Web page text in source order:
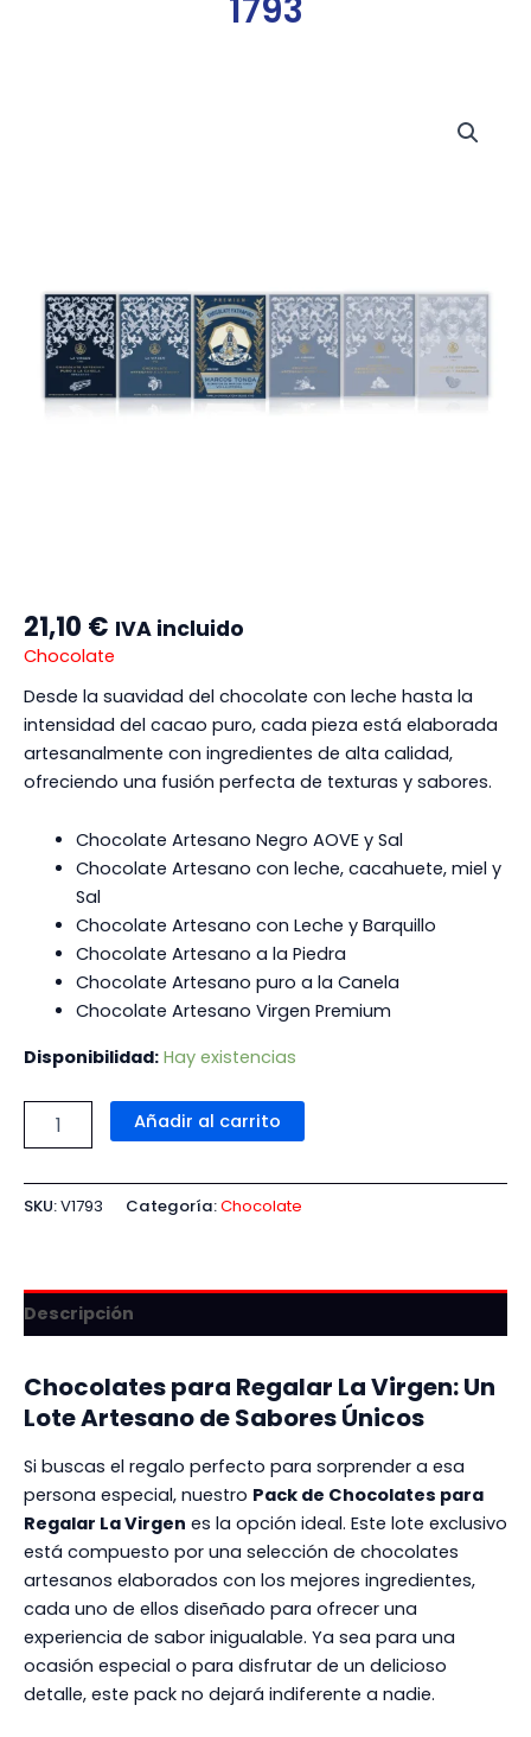
21,10 € IVA incluido
Chocolate
Desde la suavidad del chocolate con leche hasta la
intensidad del cacao puro, cada pieza está elaborada
artesanalmente con ingredientes de alta calidad,
ofreciendo una fusión perfecta de texturas y sabores.
Chocolate Artesano Negro AOVE y Sal
Chocolate Artesano con leche, cacahuete, miel y
Sal
Chocolate Artesano con Leche y Barquillo
Chocolate Artesano a la Piedra
Chocolate Artesano puro a la Canela
Chocolate Artesano Virgen Premium
Disponibilidad: Hay existencias
Añadir al carrito
SKU:V1793 Categoría:Chocolate
Descripción
Chocolates para Regalar La Virgen: Un
Lote Artesano de Sabores Únicos
Si buscas el regalo perfecto para sorprender a esa
persona especial, nuestro Pack de Chocolates para
Regalar La Virgen es la opción ideal. Este lote exclusivo
está compuesto por una selección de chocolates
artesanos elaborados con los mejores ingredientes,
cada uno de ellos diseñado para ofrecer una
experiencia de sabor inigualable. Ya sea para una
ocasión especial o para disfrutar de un delicioso
detalle, este pack no dejará indiferente a nadie.